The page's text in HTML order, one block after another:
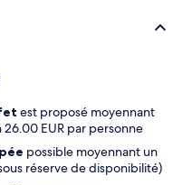
est proposé moyennant
EUR par personne
possible moyennant un
réserve de disponibilité)